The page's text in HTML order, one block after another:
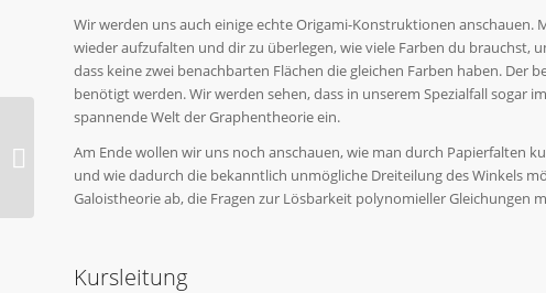
Wir werden uns auch einige echte Origami-Konstruktionen
wieder aufzufalten und dir zu überlegen, wie viele Farben du brauchst,
dass keine zwei benachbarten Flächen die gleichen Farben haben. Der
benötigt werden. Wir werden sehen, dass in unserem Spezialfall sogar
spannende Welt der Graphentheorie ein.
Am Ende wollen wir uns noch anschauen, wie man durch Papierfalten
und wie dadurch die bekanntlich unmögliche Dreiteilung des Winkels
Galoistheorie ab, die Fragen zur Lösbarkeit polynomieller Gleichungen
Kursleitung
Religion. Macht.
Gesellschaft.